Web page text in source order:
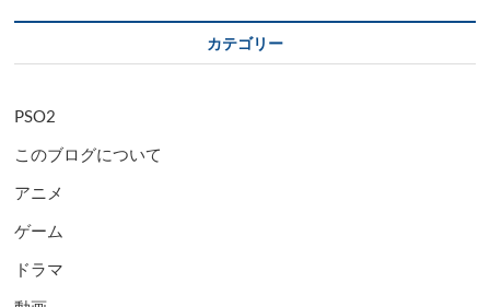
カテゴリー
PSO2
このブログについて
アニメ
ゲーム
ドラマ